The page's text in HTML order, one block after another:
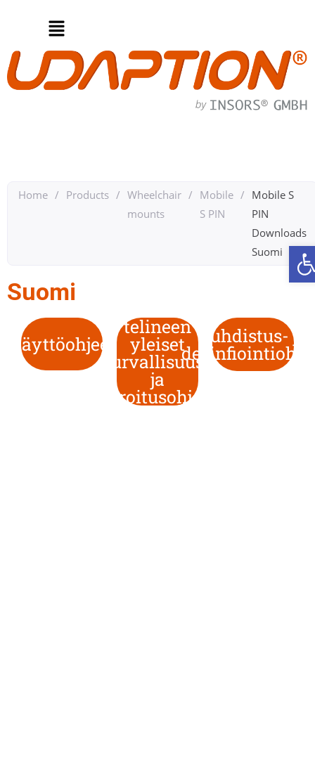
Home / Products / Wheelchair
mounts
/ Mobile
S PIN
/ Mobile S
PIN
Downloads
Suomi
Suomi
Käyttöohjeet
telineen
yleiset
turvallisuus-
ja
varoitusohjeet
Puhdistus- ja